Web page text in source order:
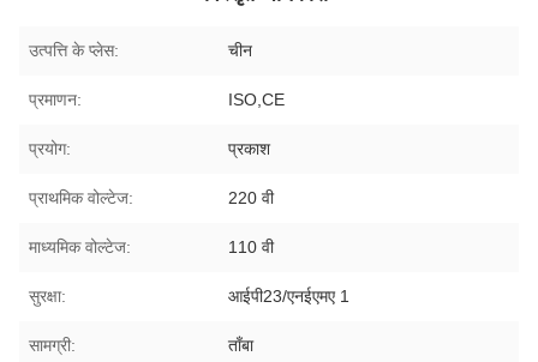
उत्पत्ति के प्लेस: चीन
प्रमाणन: ISO,CE
प्रयोग: प्रकाश
प्राथमिक वोल्टेज: 220 वी
माध्यमिक वोल्टेज: 110 वी
सुरक्षा: आईपी23/एनईएमए 1
सामग्री: ताँबा